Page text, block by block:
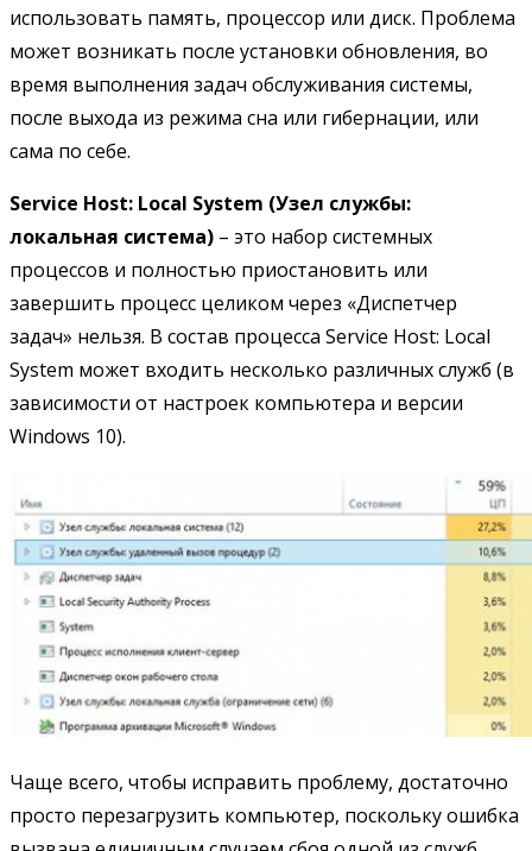
использовать память, процессор или диск. Проблема
может возникать после установки обновления, во
время выполнения задач обслуживания системы,
после выхода из режима сна или гибернации, или
сама по себе.
Service Host: Local System (Узел службы:
локальная система) – это набор системных
процессов и полностью приостановить или
завершить процесс целиком через «Диспетчер
задач» нельзя. В состав процесса Service Host: Local
System может входить несколько различных служб (в
зависимости от настроек компьютера и версии
Windows 10).
Чаще всего, чтобы исправить проблему, достаточно
просто перезагрузить компьютер, поскольку ошибка